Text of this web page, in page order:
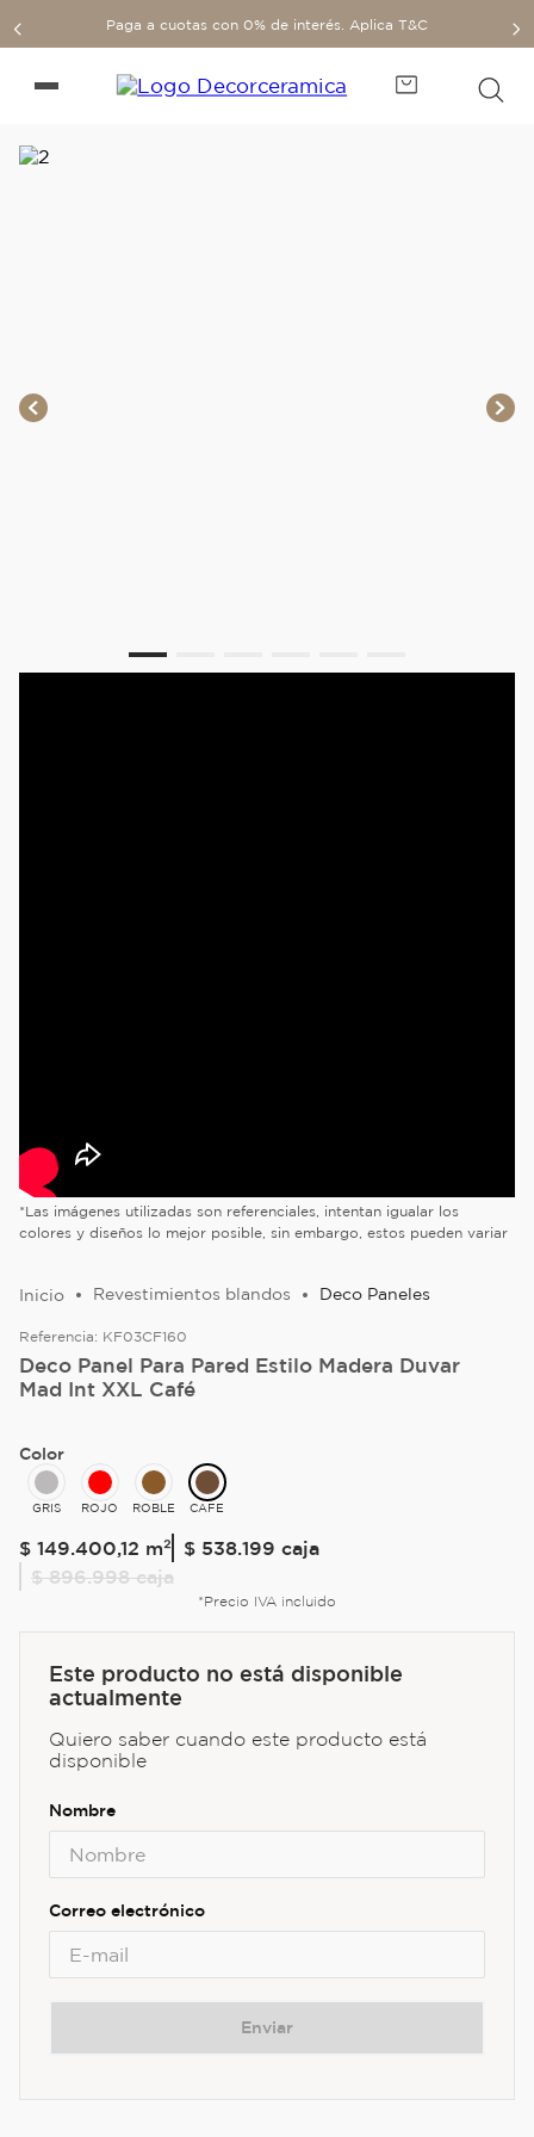
Paga a cuotas con 0% de interés. Aplica T&C
*Las imágenes utilizadas son referenciales, intentan igualar los
colores y diseños lo mejor posible, sin embargo, estos pueden variar
Revestimientos blandos Deco Paneles
Referencia: KF03CF160
Deco Panel Para Pared Estilo Madera Duvar
Mad Int XXL Café
Color
GRIS ROJO ROBLE CAFE
$ 149.400,12 m² $ 538.199 caja
$ 896.998caja
*Precio IVA incluido
Este producto no está disponible
actualmente
Quiero saber cuando este producto está
disponible
Enviar